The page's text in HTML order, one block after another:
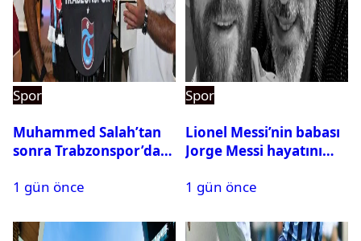
Spor
Muhammed Salah’tan
sonra Trabzonspor’dan
1 gün önce
Spor
Lionel Messi’nin babası
Jorge Messi hayatını
1 gün önce